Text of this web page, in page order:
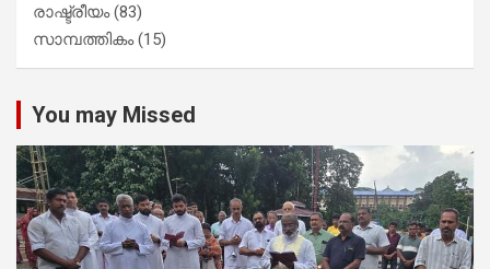
രാഷ്ട്രീയം(83)
സാമ്പത്തികം(15)
You may Missed